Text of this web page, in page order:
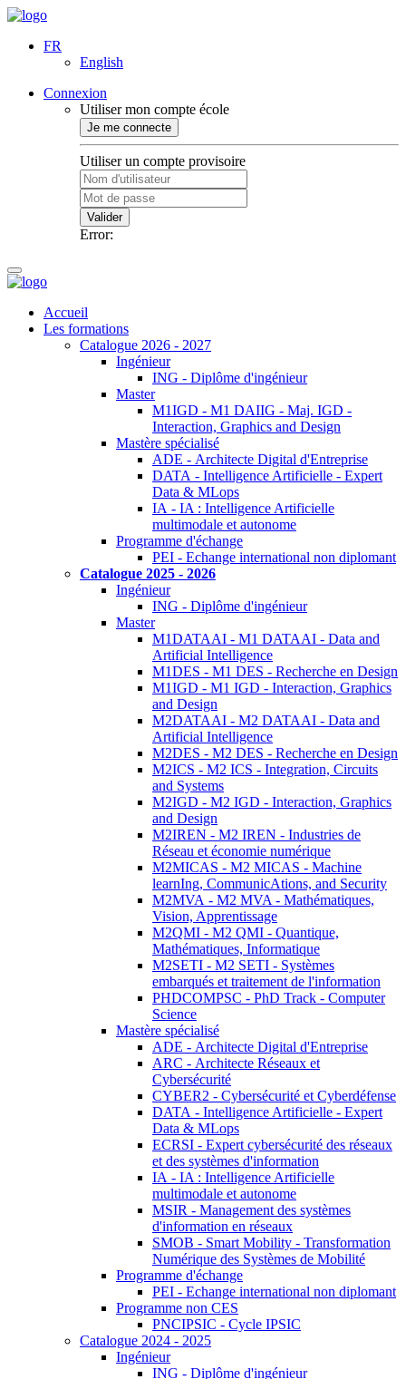
FR
English
Connexion
Utiliser mon compte école
Je me connecte
Utiliser un compte provisoire
Valider
Error:
Accueil
Les formations
Catalogue 2026 - 2027
Ingénieur
ING - Diplôme d'ingénieur
Master
M1IGD - M1 DAIIG - Maj. IGD -
Interaction, Graphics and Design
Mastère spécialisé
ADE - Architecte Digital d'Entreprise
DATA - Intelligence Artificielle - Expert
Data & MLops
IA - IA : Intelligence Artificielle
multimodale et autonome
Programme d'échange
PEI - Echange international non diplomant
Catalogue 2025 - 2026
Ingénieur
ING - Diplôme d'ingénieur
Master
M1DATAAI - M1 DATAAI - Data and
Artificial Intelligence
M1DES - M1 DES - Recherche en Design
M1IGD - M1 IGD - Interaction, Graphics
and Design
M2DATAAI - M2 DATAAI - Data and
Artificial Intelligence
M2DES - M2 DES - Recherche en Design
M2ICS - M2 ICS - Integration, Circuits
and Systems
M2IGD - M2 IGD - Interaction, Graphics
and Design
M2IREN - M2 IREN - Industries de
Réseau et économie numérique
M2MICAS - M2 MICAS - Machine
learnIng, CommunicAtions, and Security
M2MVA - M2 MVA - Mathématiques,
Vision, Apprentissage
M2QMI - M2 QMI - Quantique,
Mathématiques, Informatique
M2SETI - M2 SETI - Systèmes
embarqués et traitement de l'information
PHDCOMPSC - PhD Track - Computer
Science
Mastère spécialisé
ADE - Architecte Digital d'Entreprise
ARC - Architecte Réseaux et
Cybersécurité
CYBER2 - Cybersécurité et Cyberdéfense
DATA - Intelligence Artificielle - Expert
Data & MLops
ECRSI - Expert cybersécurité des réseaux
et des systèmes d'information
IA - IA : Intelligence Artificielle
multimodale et autonome
MSIR - Management des systèmes
d'information en réseaux
SMOB - Smart Mobility - Transformation
Numérique des Systèmes de Mobilité
Programme d'échange
PEI - Echange international non diplomant
Programme non CES
PNCIPSIC - Cycle IPSIC
Catalogue 2024 - 2025
Ingénieur
ING - Diplôme d'ingénieur